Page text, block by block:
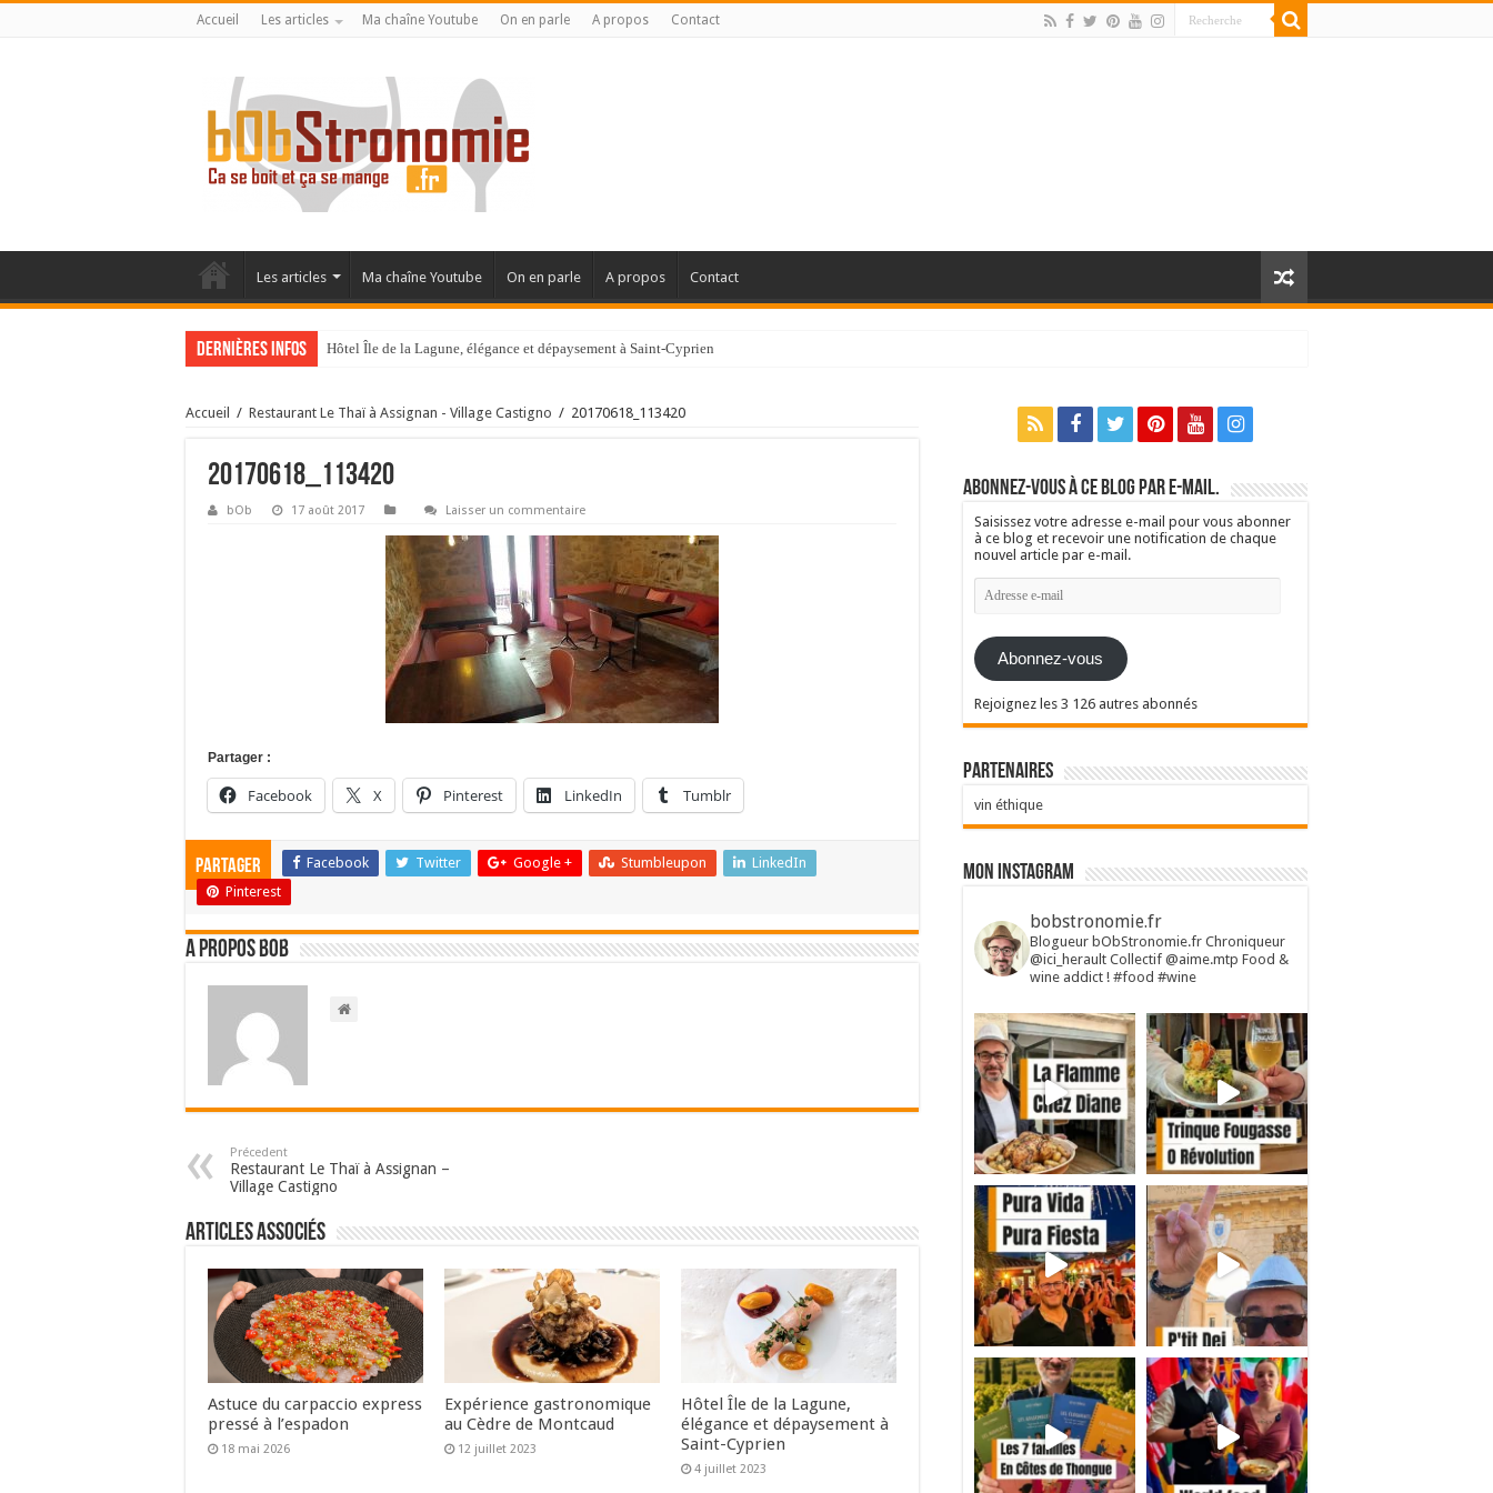
Accueil Les articles Ma chaîne Youtube On en parle A propos Contact
Les articles Ma chaîne Youtube On en parle A propos Contact
Dernières infos Hôtel Île de la Lagune, élégance et dépaysement à Saint-Cyprien
La Villa Duflot, pépite perpignanaise
Accueil / Restaurant Le Thaï à Assignan - Village Castigno / 20170618_113420
20170618_113420
bOb 17 août 2017 Laisser un commentaire
Partager :
Facebook X Pinterest LinkedIn Tumblr
Partager Facebook Twitter Google + Stumbleupon
LinkedIn
Pinterest
A propos bOb
Précedent
Restaurant Le Thaï à Assignan –
Village Castigno
Articles associés
Astuce du carpaccio express
pressé à l’espadon
18 mai 2026
Expérience gastronomique
au Cèdre de Montcaud
12 juillet 2023
Hôtel Île de la Lagune,
élégance et dépaysement à
Saint-Cyprien
4 juillet 2023
Abonnez-vous à ce blog par e-mail.
Saisissez votre adresse e-mail pour vous abonner
à ce blog et recevoir une notification de chaque
nouvel article par e-mail.
Adresse
e-
Abonnez-vous
Rejoignez les 3 126 autres abonnés
Partenaires
vin éthique
Mon Instagram
bobstronomie.fr
Blogueur bObStronomie.fr Chroniqueur
@ici_herault Collectif @aime.mtp Food &
wine addict ! #food #wine